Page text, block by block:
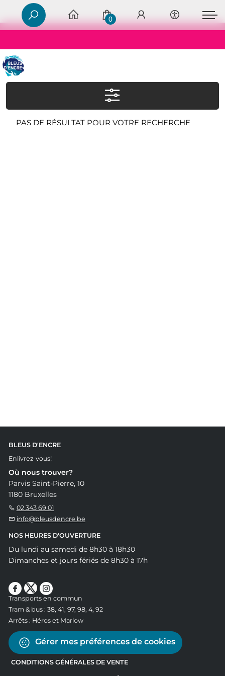
0
PAS DE RÉSULTAT POUR VOTRE RECHERCHE
BLEUS D'ENCRE
Enlivrez-vous!
Où nous trouver?
Parvis Saint-Pierre, 10
1180 Bruxelles
02 343 69 01
info@bleusdencre.be
NOS HEURES D'OUVERTURE
Du lundi au samedi de 8h30 à 18h30
Dimanches et jours fériés de 8h30 à 17h
Transports en commun
Tram & bus : 38, 41, 97, 98, 4, 92
Arrêts : Héros et Marlow
Gérer mes préférences de cookies
CONDITIONS GÉNÉRALES DE VENTE